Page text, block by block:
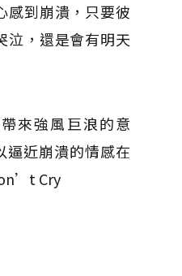
感到崩潰，只要彼
泣，還是會有明天
來強風巨浪的意
逼近崩潰的情感在
Cry